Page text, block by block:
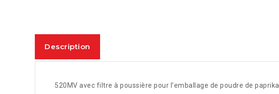
Description
520MV avec filtre à poussière pour l’emballage de poudre de paprika.